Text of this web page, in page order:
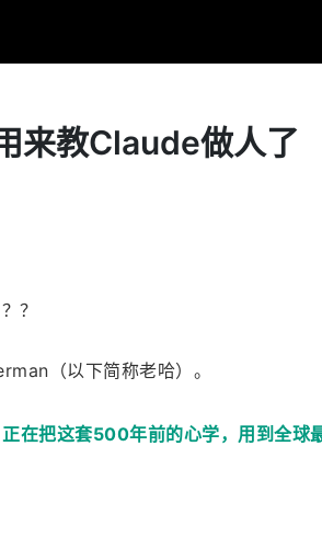
来教Claude做人了
？
（以下简称老哈）。
在把这套500年前的心学，用到全球